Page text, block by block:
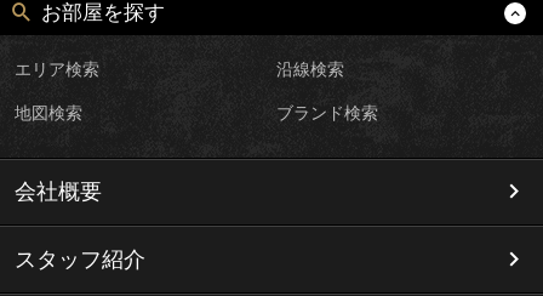
お部屋を探す
エリア検索 沿線検索
地図検索 ブランド検索
会社概要
スタッフ紹介